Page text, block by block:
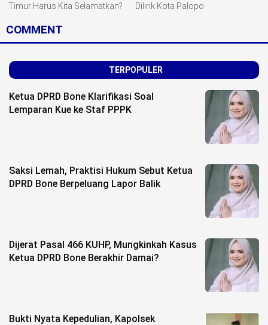
Timur Harus Kita Selamatkan?
Dilirik Kota Palopo
COMMENT
TERPOPULER
Ketua DPRD Bone Klarifikasi Soal
Lemparan Kue ke Staf PPPK
Saksi Lemah, Praktisi Hukum Sebut Ketua
DPRD Bone Berpeluang Lapor Balik
Dijerat Pasal 466 KUHP, Mungkinkah Kasus
Ketua DPRD Bone Berakhir Damai?
Bukti Nyata Kepedulian, Kapolsek